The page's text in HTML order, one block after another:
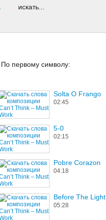
По первому символу:
Solta O Frango
02:45
5-0
02:15
Pobre Corazon
04:18
Before The Light
05:28